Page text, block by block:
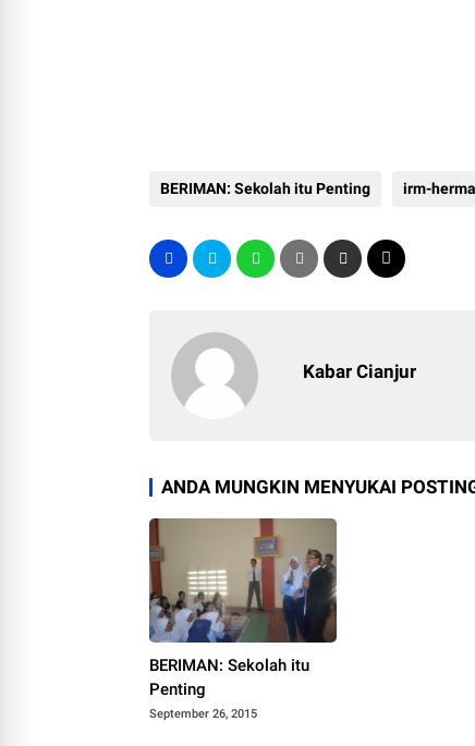
BERIMAN: Sekolah itu Penting irm-
Kabar Cianjur
ANDA MUNGKIN MENYUKAI
BERIMAN: Sekolah itu
Penting
September 26, 2015